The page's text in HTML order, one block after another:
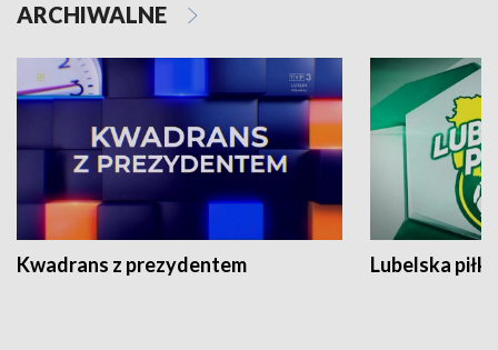
ARCHIWALNE
Kwadrans z prezydentem Lubelska piłka